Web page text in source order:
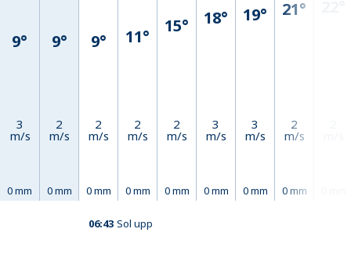
9°
3
m/s
0 mm
9°
2
m/s
0 mm
9°
2
m/s
0 mm
11°
2
m/s
0 mm
15°
2
m/s
0 mm
18°
3
m/s
0 mm
19°
3
m/s
0 mm
21°
2
m/s
0 mm
06:43 Sol upp